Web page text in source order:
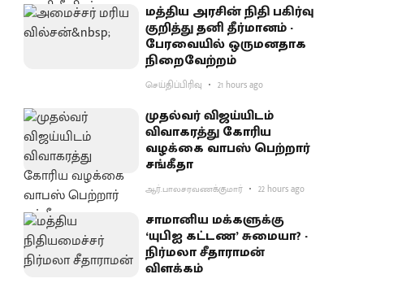
மத்திய அரசின் நிதி பகிர்வு
குறித்து தனி தீர்மானம் -
பேரவையில் ஒருமனதாக
நிறைவேற்றம்
செய்திப்பிரிவு 21 hours ago
முதல்வர் விஜய்யிடம்
விவாகரத்து கோரிய
வழக்கை வாபஸ் பெற்றார்
சங்கீதா
ஆர்.பாலசரவணக்குமார் 22 hours ago
சாமானிய மக்களுக்கு
‘யுபிஐ கட்டண’ சுமையா? -
நிர்மலா சீதாராமன்
விளக்கம்